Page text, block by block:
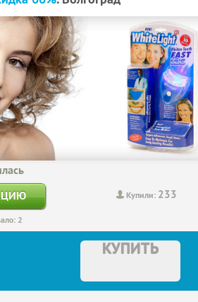
Купили: 233
2
КУПИТЬ